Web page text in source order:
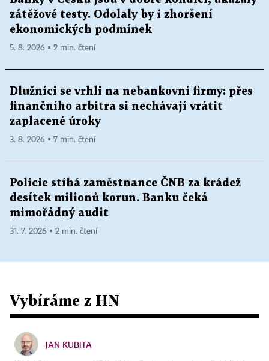
zátěžové testy. Odolaly by i zhoršení
ekonomických podmínek
5. 8. 2026 ▪ 2 min. čtení
Dlužníci se vrhli na nebankovní firmy: přes
finančního arbitra si nechávají vrátit
zaplacené úroky
3. 8. 2026 ▪ 7 min. čtení
Policie stíhá zaměstnance ČNB za krádež
desítek milionů korun. Banku čeká
mimořádný audit
31. 7. 2026 ▪ 2 min. čtení
Vybíráme z HN
JAN KUBITA